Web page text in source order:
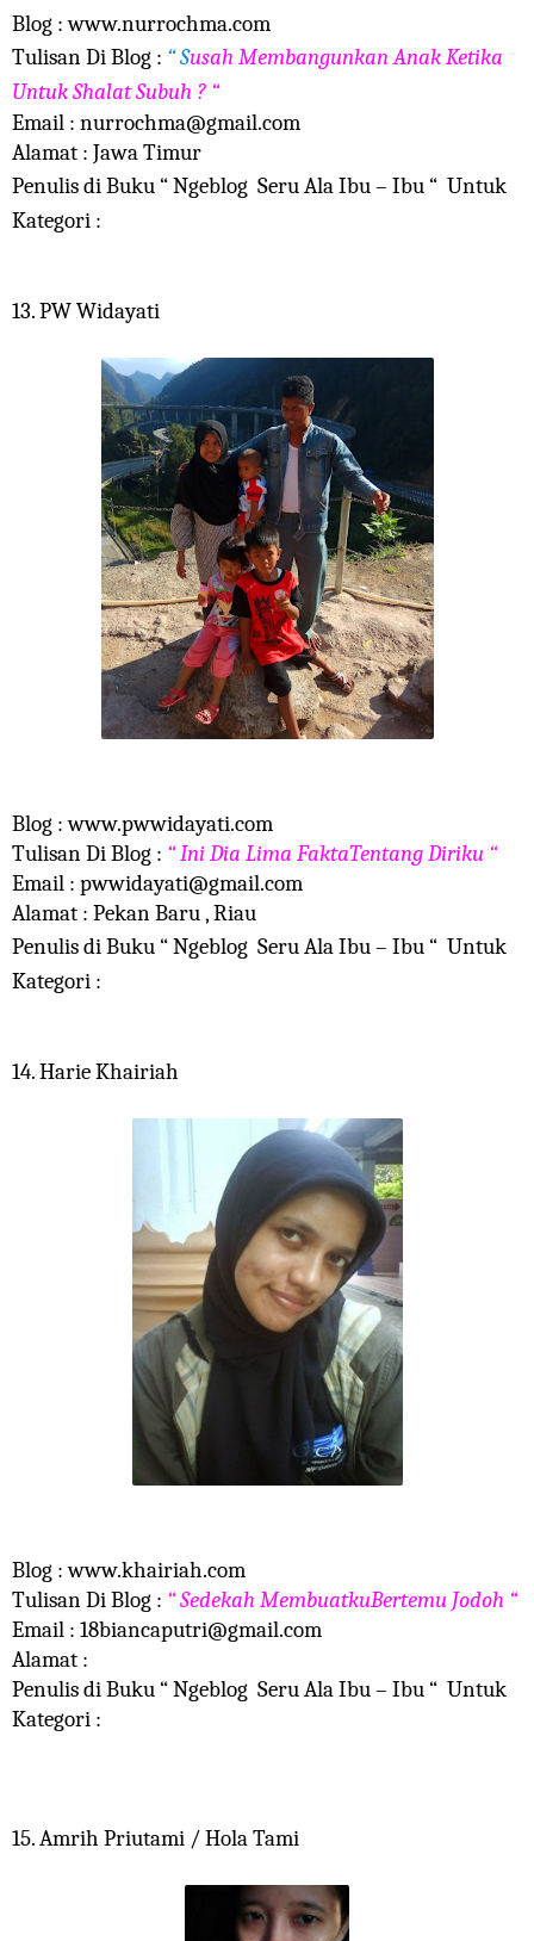
Blog : www.nurrochma.com
Tulisan Di Blog : “ Susah Membangunkan Anak Ketika
Untuk Shalat Subuh ? “
Email : nurrochma@gmail.com
Alamat : Jawa Timur
Penulis di Buku “ Ngeblog Seru Ala Ibu – Ibu “ Untuk
Kategori :
13. PW Widayati
Blog : www.pwwidayati.com
Tulisan Di Blog : “ Ini Dia Lima FaktaTentang Diriku “
Email : pwwidayati@gmail.com
Alamat : Pekan Baru , Riau
Penulis di Buku “ Ngeblog Seru Ala Ibu – Ibu “ Untuk
Kategori :
14. Harie Khairiah
Blog : www.khairiah.com
Tulisan Di Blog : “ Sedekah MembuatkuBertemu Jodoh “
Email : 18biancaputri@gmail.com
Alamat :
Penulis di Buku “ Ngeblog Seru Ala Ibu – Ibu “ Untuk
Kategori :
15. Amrih Priutami / Hola Tami